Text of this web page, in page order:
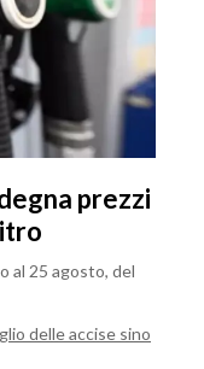
prezzi
al 25 agosto, del
delle accise sino